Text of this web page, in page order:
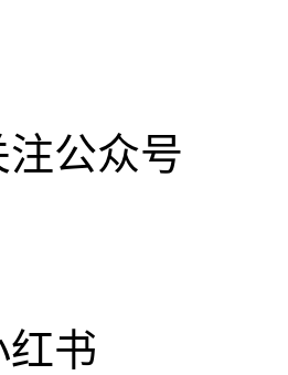
注公众号
红书